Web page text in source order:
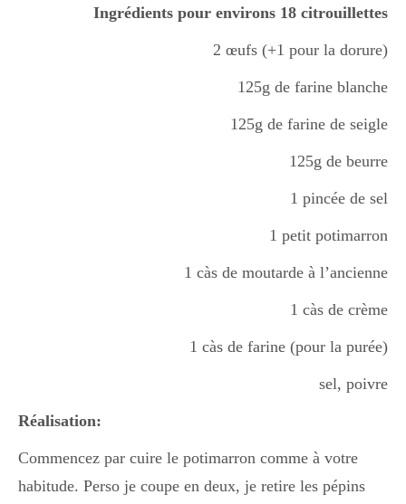
Ingrédients pour environs 18 citrouillettes
2 œufs (+1 pour la dorure)
125g de farine blanche
125g de farine de seigle
125g de beurre
1 pincée de sel
1 petit potimarron
1 càs de moutarde à l’ancienne
1 càs de crème
1 càs de farine (pour la purée)
sel, poivre
Réalisation:
Commencez par cuire le potimarron comme à votre
habitude. Perso je coupe en deux, je retire les pépins